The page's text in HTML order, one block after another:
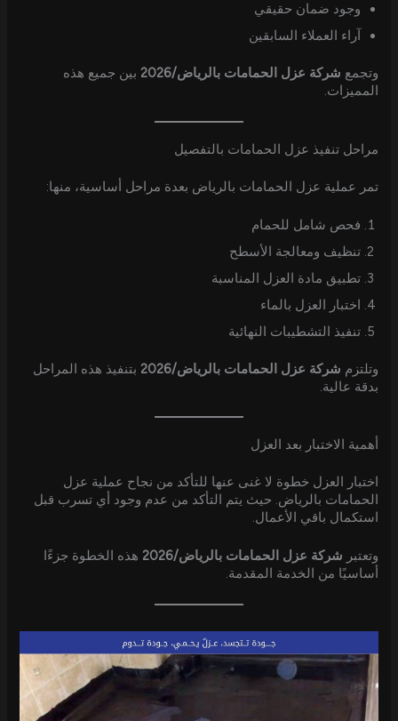
وجود ضمان حقيقي
آراء العملاء السابقين
وتجمع شركة عزل الحمامات بالرياض/2026
بين جميع هذه
المميزات.
مراحل تنفيذ عزل الحمامات بالتفصيل
تمر عملية عزل الحمامات بالرياض بعدة مراحل أساسية، منها:
فحص شامل للحمام
تنظيف ومعالجة الأسطح
تطبيق مادة العزل المناسبة
اختبار العزل بالماء
تنفيذ التشطيبات النهائية
وتلتزم شركة عزل الحمامات بالرياض/2026
بتنفيذ هذه المراحل
بدقة عالية.
أهمية الاختبار بعد العزل
اختبار العزل خطوة لا غنى عنها للتأكد من نجاح عملية عزل
الحمامات بالرياض. حيث يتم التأكد من عدم وجود أي تسرب قبل
استكمال باقي الأعمال.
وتعتبر شركة عزل الحمامات بالرياض/2026
هذه الخطوة جزءًا
أساسيًا من الخدمة المقدمة.